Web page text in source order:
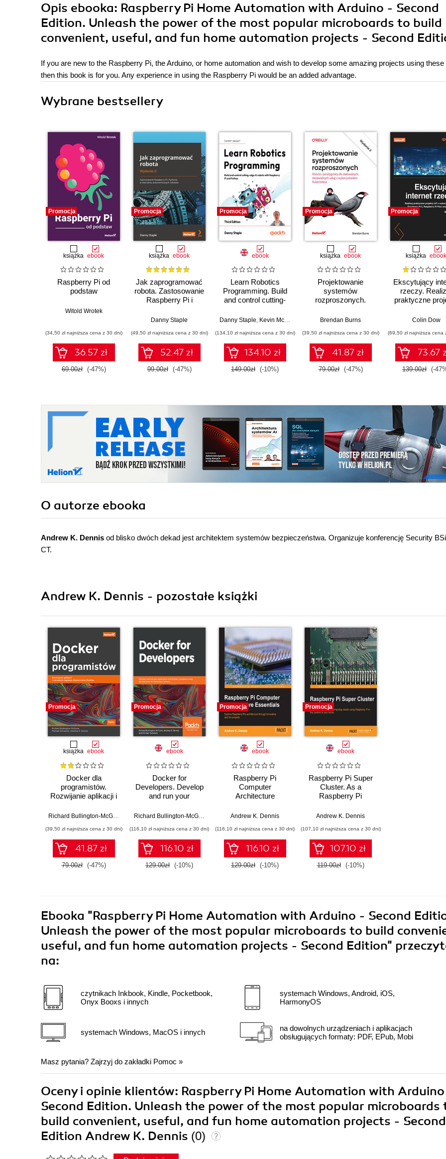
Opis ebooka: Raspberry Pi Home Automation with Arduino - Second
Edition. Unleash the power of the most popular microboards to build
convenient, useful, and fun home automation projects - Second
If you are new to the Raspberry Pi, the Arduino, or home automation and wish to develop some amazing projects using these
then this book is for you. Any experience in using the Raspberry Pi would be an added advantage.
Wybrane bestsellery
Promocja
książka ebook
Raspberry Pi od
podstaw
Witold Wrotek
(34,50 zł najniższa cena z 30 dni)
36.57 zł
69.00zł (-47%)
Promocja
książka ebook
Jak zaprogramować
robota. Zastosowanie
Raspberry Pi i
autonomicznych
Danny Staple
(49,50 zł najniższa cena z 30 dni)
52.47 zł
99.00zł (-47%)
Promocja
ebook
Learn Robotics
Programming. Build
and control cutting-
Raspberry Pi and
Danny Staple, Kevin McAleer
(134,10 zł najniższa cena z 30 dni)
134.10 zł
149.00zł (-10%)
Promocja
książka ebook
Projektowanie
systemów
rozproszonych.
paradygmaty dla
niezawodnych usług
z wykorzystaniem
Kubernetesa.
Wydanie II
Brendan Burns
(39,50 zł najniższa cena z 30 dni)
41.87 zł
79.00zł (-47%)
Promocja
książka ebook
Ekscytujący
rzeczy.
praktyczne
Raspberry Pi
oraz
Wydanie II
Colin Dow
(69,50 zł najniższa cena
73.67
139.00zł (-
O autorze ebooka
Andrew K. Dennis od blisko dwóch dekad jest architektem systemów bezpieczeństwa. Organizuje konferencję Security
CT.
Andrew K. Dennis - pozostałe książki
Promocja
książka ebook
Docker dla
programistów.
Rozwijanie aplikacji i
dostarczania
Michael Schwartz,Andrew K. Dennis
(39,50 zł najniższa cena z 30 dni)
41.87 zł
79.00zł (-47%)
Promocja
ebook
Docker for
Developers. Develop
and run your
Docker containers
for continuous
delivery
Andrew K. Dennis ,Michael Schwartz
(116,10 zł najniższa cena z 30 dni)
116.10 zł
129.00zł (-10%)
Promocja
ebook
Raspberry Pi
Computer
Architecture
to enter text
Andrew K. Dennis
(116,10 zł najniższa cena z 30 dni)
116.10 zł
129.00zł (-10%)
Promocja
ebook
Raspberry Pi Super
Cluster. As a
Raspberry Pi
ever considered
performance with
parallel computing?
Discover just how
easy it can be with
the right help ‚Äì this
Andrew K. Dennis
(107,10 zł najniższa cena z 30 dni)
107.10 zł
119.00zł (-10%)
Ebooka "Raspberry Pi Home Automation with Arduino - Second
Unleash the power of the most popular microboards to build
useful, and fun home automation projects - Second Edition"
na:
czytnikach Inkbook, Kindle, Pocketbook,
Onyx Booxs i innych
systemach Windows, MacOS i innych
systemach Windows, Android, iOS,
HarmonyOS
na dowolnych urządzeniach i aplikacjach
obsługujących formaty: PDF, EPub, Mobi
Masz pytania? Zajrzyj do zakładki Pomoc »
Oceny i opinie klientów: Raspberry Pi Home Automation with
Second Edition. Unleash the power of the most popular microboards
build convenient, useful, and fun home automation projects - Second
Edition Andrew K. Dennis (0)